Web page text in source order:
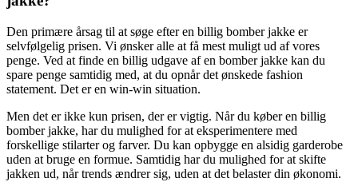
Den primære årsag til at søge efter en billig bomber jakke er
selvfølgelig prisen. Vi ønsker alle at få mest muligt ud af vores
penge. Ved at finde en billig udgave af en bomber jakke kan du
spare penge samtidig med, at du opnår det ønskede fashion
statement. Det er en win-win situation.
Men det er ikke kun prisen, der er vigtig. Når du køber en billig
bomber jakke, har du mulighed for at eksperimentere med
forskellige stilarter og farver. Du kan opbygge en alsidig garderobe
uden at bruge en formue. Samtidig har du mulighed for at skifte
jakken ud, når trends ændrer sig, uden at det belaster din økonomi.